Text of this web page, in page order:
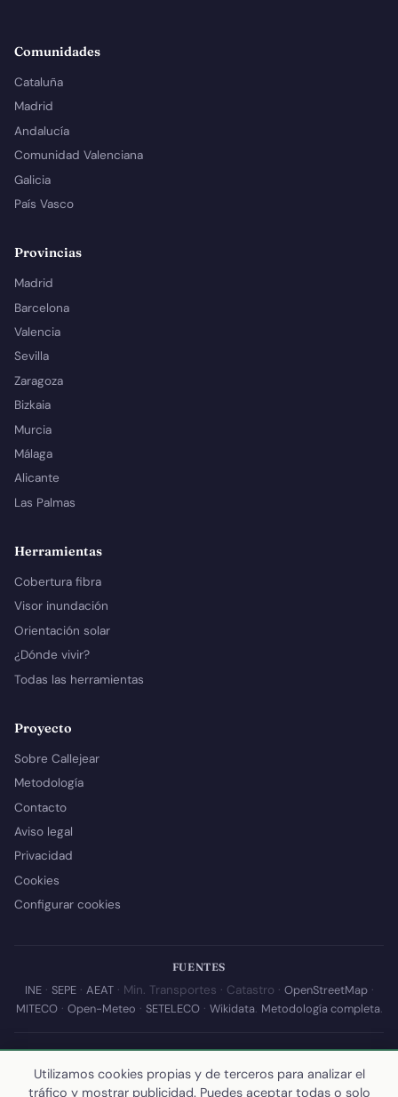
Comunidades
Cataluña
Madrid
Andalucía
Comunidad Valenciana
Galicia
País Vasco
Provincias
Madrid
Barcelona
Valencia
Sevilla
Zaragoza
Bizkaia
Murcia
Málaga
Alicante
Las Palmas
Herramientas
Cobertura fibra
Visor inundación
Orientación solar
¿Dónde vivir?
Todas las herramientas
Proyecto
Sobre Callejear
Metodología
Contacto
Aviso legal
Privacidad
Cookies
Configurar cookies
FUENTES
INE· SEPE· AEAT· Min. Transportes · Catastro · OpenStreetMap·
MITECO· Open-Meteo · SETELECO· Wikidata. Metodología completa.
© 2026 Callejear.com — Directorio municipal de España con datos
abiertos. Desarrollado y mantenido porYoel Castaño.
Utilizamos cookies propias y de terceros para analizar el
tráfico y mostrar publicidad. Puedes aceptar todas o solo